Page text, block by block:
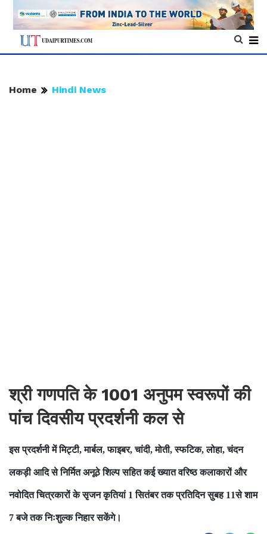
Home Hindi News
श्री गणपति के 1001 अनुपम स्वरूपों की
पांच दिवसीय प्रदर्शनी कल से
इस प्रदर्शनी में मिट्टी, मार्बल, फाइबर, चांदी, मोती, स्फटिक, लोहा, चंदन
लकड़ी आदि से निर्मित अनूठे शिल्प सहित कई ख्यात वरिष्ठ कलाकारों और
नवोदित चित्रकारों के सृजन कृतियां 1 सितंबर तक प्रतिदिन सुबह 11से शाम
7 बजे तक निःशुल्क निहार सकेंगे।